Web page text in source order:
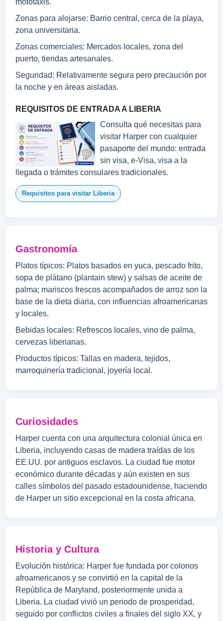
mototaxis.
Zonas para alojarse: Barrio central, cerca de la playa,
zona universitaria.
Zonas comerciales: Mercados locales, zona del
puerto, tiendas artesanales.
Seguridad: Relativamente segura pero precaución por
la noche y en áreas aisladas.
REQUISITOS DE ENTRADA A LIBERIA
Consulta qué necesitas para
visitar Harper con cualquier
pasaporte del mundo: entrada
sin visa, e-Visa, visa a la
llegada o trámites consulares tradicionales.
Requisitos para visitar Liberia
Gastronomía
Platos típicos: Platos basados en yuca, pescado frito,
sopa de plátano (plantain stew) y salsas de aceite de
palma; mariscos frescos acompañados de arroz son la
base de la dieta diaria, con influencias afroamericanas
y locales.
Bebidas locales: Refrescos locales, vino de palma,
cervezas liberianas.
Productos típicos: Tallas en madera, tejidos,
marroquinería tradicional, joyería local.
Curiosidades
Harper cuenta con una arquitectura colonial única en
Liberia, incluyendo casas de madera traídas de los
EE.UU. por antiguos esclavos. La ciudad fue motor
económico durante décadas y aún existen en sus
calles símbolos del pasado estadounidense, haciendo
de Harper un sitio excepcional en la costa africana.
Historia y Cultura
Evolución histórica: Harper fue fundada por colonos
afroamericanos y se convirtió en la capital de la
República de Maryland, posteriormente unida a
Liberia. La ciudad vivió un periodo de prosperidad,
seguido por conflictos civiles a finales del siglo XX, y